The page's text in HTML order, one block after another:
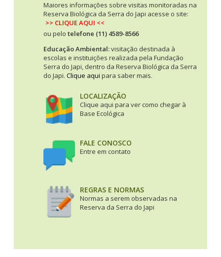
Maiores informações sobre visitas monitoradas na
Reserva Biológica da Serra do Japi acesse o site:
>> CLIQUE AQUI <<
ou pelo telefone (11) 4589-8566
Educação Ambiental:visitação destinada à
escolas e instituições realizada pela Fundação
Serra do Japi, dentro da Reserva Biológica da Serra
do Japi. Clique aqui para saber mais.
LOCALIZAÇÃO
Clique aqui para ver como chegar à
Base Ecológica
FALE CONOSCO
Entre em contato
REGRAS E NORMAS
Normas a serem observadas na
Reserva da Serra do Japi